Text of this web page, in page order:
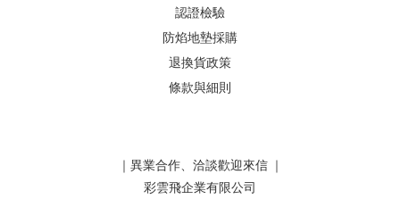
認證檢驗
防焰地墊採購
退換貨政策
條款與細則
｜異業合作、洽談歡迎來信 ｜
彩雲飛企業有限公司